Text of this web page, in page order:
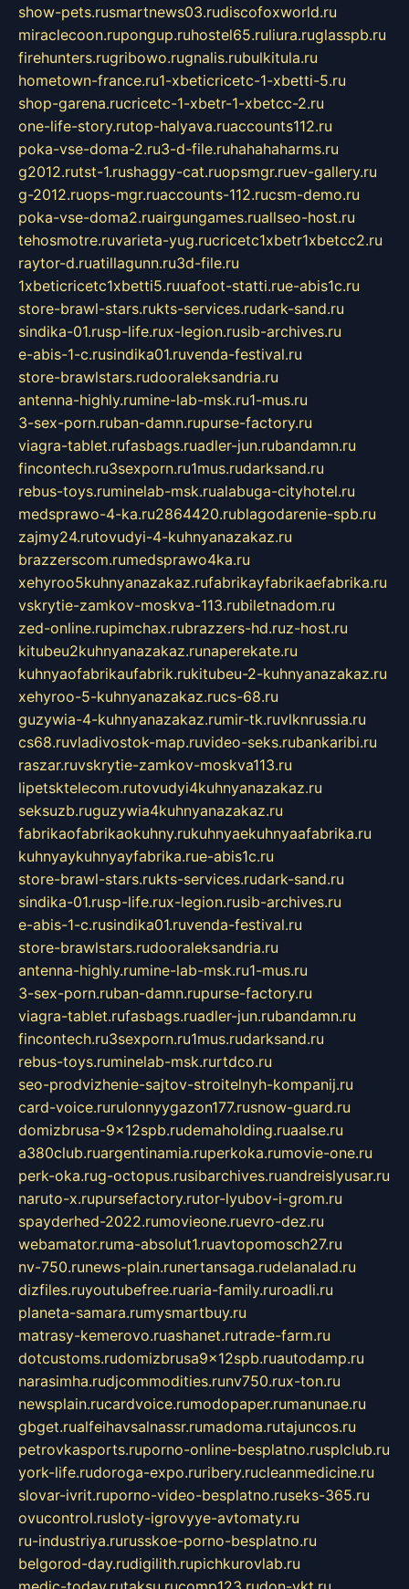
show-pets.rusmartnews03.rudiscofoxworld.ru
miraclecoon.rupongup.ruhostel65.ruliura.ruglasspb.ru
firehunters.rugribowo.rugnalis.rubulkitula.ru
hometown-france.ru1-xbeticricetc-1-xbetti-5.ru
shop-garena.rucricetc-1-xbetr-1-xbetcc-2.ru
one-life-story.rutop-halyava.ruaccounts112.ru
poka-vse-doma-2.ru3-d-file.ruhahahaharms.ru
g2012.rutst-1.rushaggy-cat.ruopsmgr.ruev-gallery.ru
g-2012.ruops-mgr.ruaccounts-112.rucsm-demo.ru
poka-vse-doma2.ruairgungames.ruallseo-host.ru
tehosmotre.ruvarieta-yug.rucricetc1xbetr1xbetcc2.ru
raytor-d.ruatillagunn.ru3d-file.ru
1xbeticricetc1xbetti5.ruuafoot-statti.rue-abis1c.ru
store-brawl-stars.rukts-services.rudark-sand.ru
sindika-01.rusp-life.rux-legion.rusib-archives.ru
e-abis-1-c.rusindika01.ruvenda-festival.ru
store-brawlstars.rudooraleksandria.ru
antenna-highly.rumine-lab-msk.ru1-mus.ru
3-sex-porn.ruban-damn.rupurse-factory.ru
viagra-tablet.rufasbags.ruadler-jun.rubandamn.ru
fincontech.ru3sexporn.ru1mus.rudarksand.ru
rebus-toys.ruminelab-msk.rualabuga-cityhotel.ru
medsprawo-4-ka.ru2864420.rublagodarenie-spb.ru
zajmy24.rutovudyi-4-kuhnyanazakaz.ru
brazzerscom.rumedsprawo4ka.ru
xehyroo5kuhnyanazakaz.rufabrikayfabrikaefabrika.ru
vskrytie-zamkov-moskva-113.rubiletnadom.ru
zed-online.rupimchax.rubrazzers-hd.ruz-host.ru
kitubeu2kuhnyanazakaz.runaperekate.ru
kuhnyaofabrikaufabrik.rukitubeu-2-kuhnyanazakaz.ru
xehyroo-5-kuhnyanazakaz.rucs-68.ru
guzywia-4-kuhnyanazakaz.rumir-tk.ruvlknrussia.ru
cs68.ruvladivostok-map.ruvideo-seks.rubankaribi.ru
raszar.ruvskrytie-zamkov-moskva113.ru
lipetsktelecom.rutovudyi4kuhnyanazakaz.ru
seksuzb.ruguzywia4kuhnyanazakaz.ru
fabrikaofabrikaokuhny.rukuhnyaekuhnyaafabrika.ru
kuhnyaykuhnyayfabrika.rue-abis1c.ru
store-brawl-stars.rukts-services.rudark-sand.ru
sindika-01.rusp-life.rux-legion.rusib-archives.ru
e-abis-1-c.rusindika01.ruvenda-festival.ru
store-brawlstars.rudooraleksandria.ru
antenna-highly.rumine-lab-msk.ru1-mus.ru
3-sex-porn.ruban-damn.rupurse-factory.ru
viagra-tablet.rufasbags.ruadler-jun.rubandamn.ru
fincontech.ru3sexporn.ru1mus.rudarksand.ru
rebus-toys.ruminelab-msk.rurtdco.ru
seo-prodvizhenie-sajtov-stroitelnyh-kompanij.ru
card-voice.rurulonnyygazon177.rusnow-guard.ru
domizbrusa-9x12spb.rudemaholding.ruaalse.ru
a380club.ruargentinamia.ruperkoka.rumovie-one.ru
perk-oka.rug-octopus.rusibarchives.ruandreislyusar.ru
naruto-x.rupursefactory.rutor-lyubov-i-grom.ru
spayderhed-2022.rumovieone.ruevro-dez.ru
webamator.ruma-absolut1.ruavtopomosch27.ru
nv-750.runews-plain.runertansaga.rudelanalad.ru
dizfiles.ruyoutubefree.ruaria-family.ruroadli.ru
planeta-samara.rumysmartbuy.ru
matrasy-kemerovo.ruashanet.rutrade-farm.ru
dotcustoms.rudomizbrusa9x12spb.ruautodamp.ru
narasimha.rudjcommodities.runv750.rux-ton.ru
newsplain.rucardvoice.rumodopaper.rumanunae.ru
gbget.rualfeihavsalnassr.rumadoma.rutajuncos.ru
petrovkasports.ruporno-online-besplatno.rusplclub.ru
york-life.rudoroga-expo.ruribery.rucleanmedicine.ru
slovar-ivrit.ruporno-video-besplatno.ruseks-365.ru
ovucontrol.rusloty-igrovyye-avtomaty.ru
ru-industriya.rurusskoe-porno-besplatno.ru
belgorod-day.rudigilith.rupichkurovlab.ru